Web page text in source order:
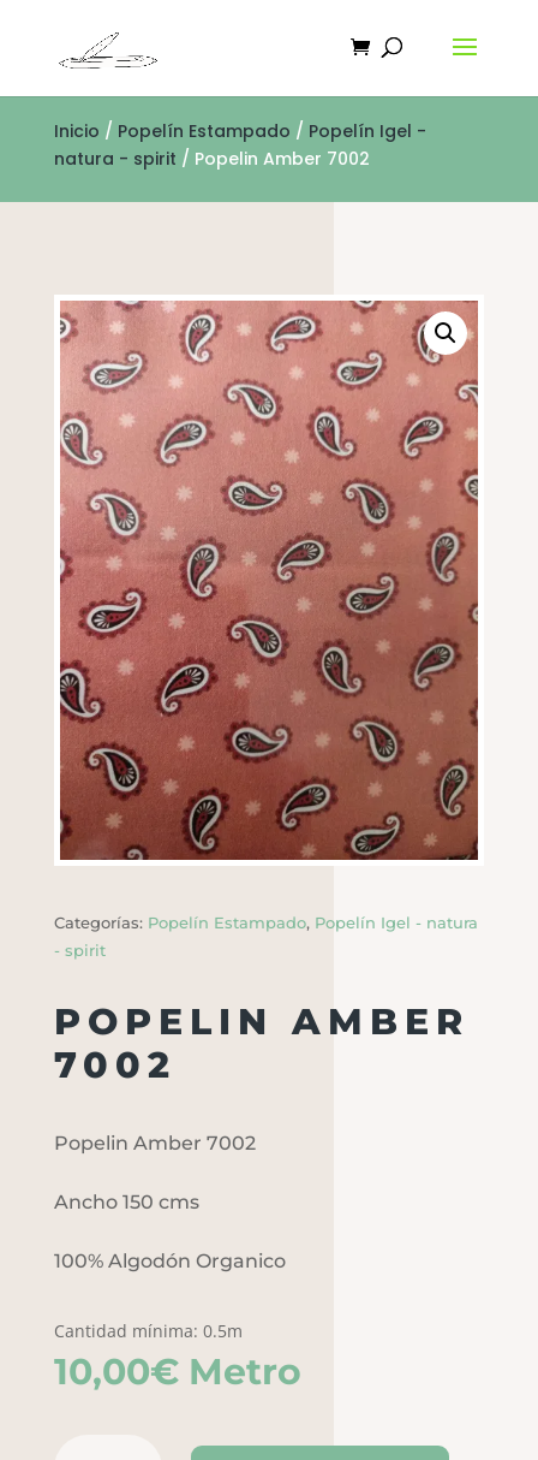
Inicio / Popelín Estampado / Popelín Igel -
natura - spirit / Popelin Amber 7002
Categorías: Popelín Estampado, Popelín Igel - natura
- spirit
POPELIN AMBER
7002
Popelin Amber 7002
Ancho 150 cms
100% Algodón Organico
Cantidad mínima: 0.5m
10,00€ Metro